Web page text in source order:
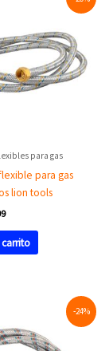
para gas
para gas
lion tools
$79.99.
-24%
is:
$37.90.